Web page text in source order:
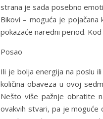
strana je sada posebno
Bikovi – moguća je
pokazaće naredni period.
Posao
Ili je bolja energija na poslu
količina obaveza u ovoj
Nešto više pažnje obratite
ovakvih stvari, pa je